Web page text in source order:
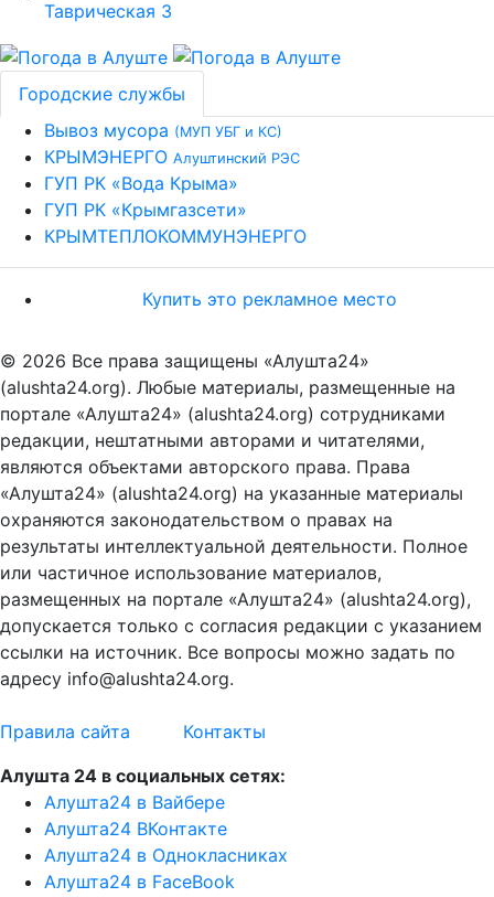
Городские службы
Вывоз мусора (МУП УБГ и КС)
КРЫМЭНЕРГО Алуштинский РЭС
ГУП РК «Вода Крыма»
ГУП РК «Крымгазсети»
КРЫМТЕПЛОКОММУНЭНЕРГО
Купить это рекламное место
© 2026 Все права защищены «Алушта24»
(alushta24.org). Любые материалы, размещенные на
портале «Алушта24» (alushta24.org) сотрудниками
редакции, нештатными авторами и читателями,
являются объектами авторского права. Права
«Алушта24» (alushta24.org) на указанные материалы
охраняются законодательством о правах на
результаты интеллектуальной деятельности. Полное
или частичное использование материалов,
размещенных на портале «Алушта24» (alushta24.org),
допускается только с согласия редакции с указанием
ссылки на источник. Все вопросы можно задать по
адресу info@alushta24.org.
Правила сайта
Контакты
Алушта 24 в социальных сетях:
Алушта24 в Вайбере
Алушта24 ВКонтакте
Алушта24 в Однокласниках
Алушта24 в FaceBook